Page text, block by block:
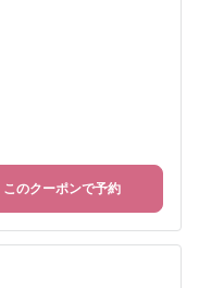
このクーポンで予約